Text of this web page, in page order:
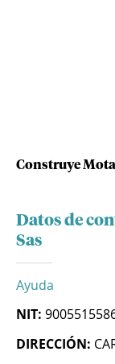
Construye
Datos de
Sas
Ayuda
NIT:
DIRECCIÓN: